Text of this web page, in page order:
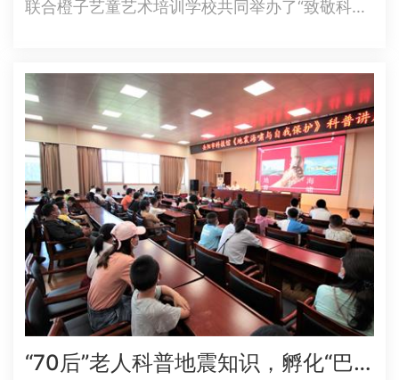
联合橙子艺童艺术培训学校共同举办了“致敬科学
会，来自全市的100余名青少年及家长参加此次读
书分享活动。科技辅导员向孩子们分享了袁隆平
爷爷的故事，通过图文并茂…
“70后”老人科普地震知识，孵化“巴陵小院士”——省科普作家协会理事肖植文在岳阳市科技馆授课